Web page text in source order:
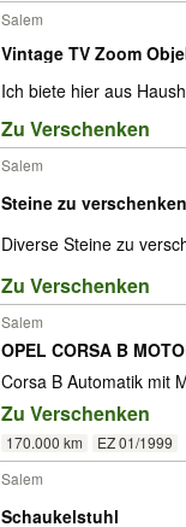
Salem
Vintage TV Zoom
Ich biete hier aus
Zu Verschenken
Salem
Steine zu verschenken
Diverse Steine zu
Zu Verschenken
Salem
OPEL CORSA B
Corsa B Automatik mit
Zu Verschenken
170.000 km EZ 01/1999
Salem
Schaukelstuhl